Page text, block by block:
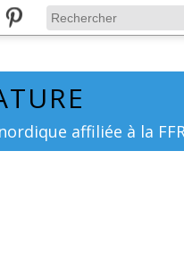
affiliée à la